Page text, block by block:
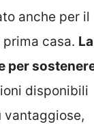
anche per il
casa. La
per
disponibili
vantaggiose,